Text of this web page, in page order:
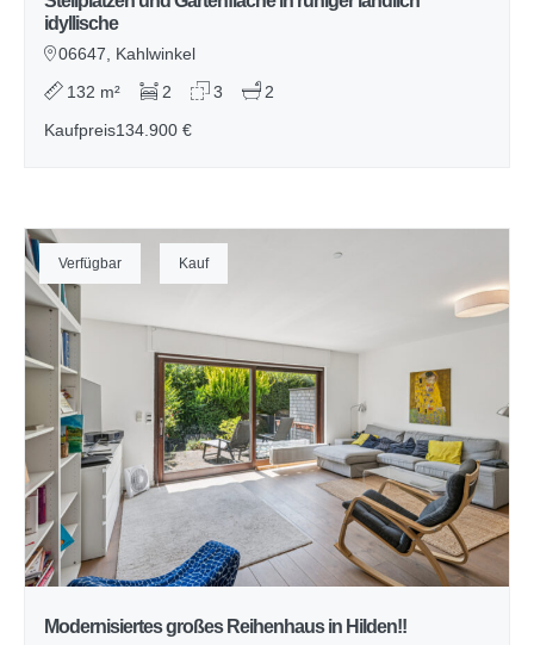
idyllische
06647, Kahlwinkel
132 m² 2 3
2
Kaufpreis134.900 €
Verfügbar Kauf
Modernisiertes großes Reihenhaus in Hilden!!